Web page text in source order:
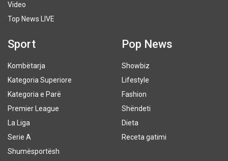
Video
Top News LIVE
Sport
Kombëtarja
Kategoria Superiore
Kategoria e Parë
Premier League
La Liga
Serie A
Shumësportësh
Pop News
Showbiz
Lifestyle
Fashion
Shëndeti
Dieta
Receta gatimi